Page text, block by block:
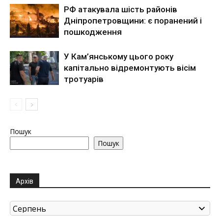
РФ атакувала шість районів
Дніпропетровщини: є поранений і
пошкодження
У Кам’янському цього року
капітально відремонтують вісім
тротуарів
Пошук
Пошук
Архів